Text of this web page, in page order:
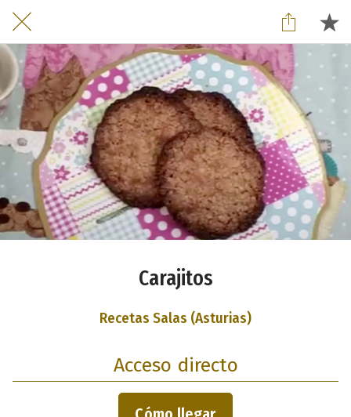
Carajitos
Recetas Salas (Asturias)
Acceso directo